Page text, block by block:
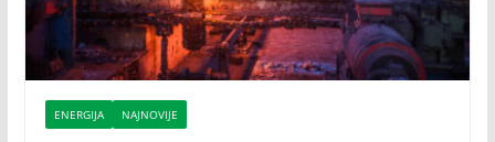
ENERGIJA NAJNOVIJE